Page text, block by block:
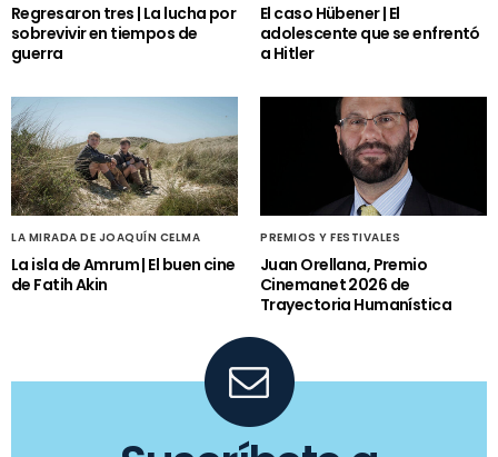
Regresaron tres | La lucha por
sobrevivir en tiempos de
guerra
El caso Hübener | El
adolescente que se enfrentó
a Hitler
LA MIRADA DE JOAQUÍN CELMA
La isla de Amrum | El buen cine
de Fatih Akin
PREMIOS Y FESTIVALES
Juan Orellana, Premio
Cinemanet 2026 de
Trayectoria Humanística